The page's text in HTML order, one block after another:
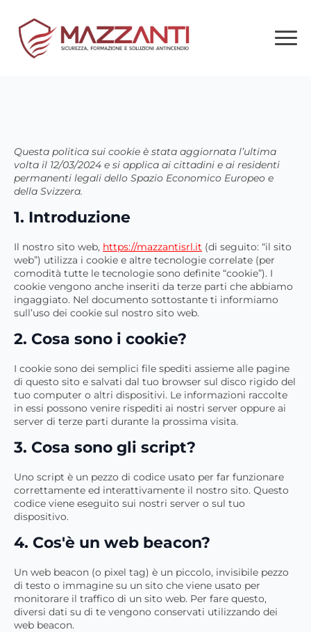
Questa politica sui cookie è stata aggiornata l’ultima
volta il 12/03/2024 e si applica ai cittadini e ai residenti
permanenti legali dello Spazio Economico Europeo e
della Svizzera.
1. Introduzione
Il nostro sito web, https://mazzantisrl.it (di seguito: “il sito
web”) utilizza i cookie e altre tecnologie correlate (per
comodità tutte le tecnologie sono definite “cookie”). I
cookie vengono anche inseriti da terze parti che abbiamo
ingaggiato. Nel documento sottostante ti informiamo
sull’uso dei cookie sul nostro sito web.
2. Cosa sono i cookie?
I cookie sono dei semplici file spediti assieme alle pagine
di questo sito e salvati dal tuo browser sul disco rigido del
tuo computer o altri dispositivi. Le informazioni raccolte
in essi possono venire rispediti ai nostri server oppure ai
server di terze parti durante la prossima visita.
3. Cosa sono gli script?
Uno script è un pezzo di codice usato per far funzionare
correttamente ed interattivamente il nostro sito. Questo
codice viene eseguito sui nostri server o sul tuo
dispositivo.
4. Cos'è un web beacon?
Un web beacon (o pixel tag) è un piccolo, invisibile pezzo
di testo o immagine su un sito che viene usato per
monitorare il traffico di un sito web. Per fare questo,
diversi dati su di te vengono conservati utilizzando dei
web beacon.